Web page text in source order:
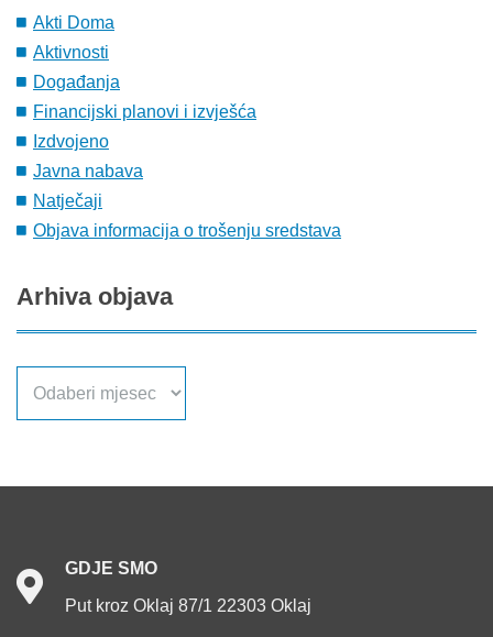
Akti Doma
Aktivnosti
Događanja
Financijski planovi i izvješća
Izdvojeno
Javna nabava
Natječaji
Objava informacija o trošenju sredstava
Arhiva objava
GDJE SMO
Put kroz Oklaj 87/1 22303 Oklaj